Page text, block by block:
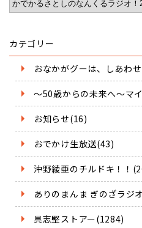
カテゴリー
おなかがグーは、しあわ
～50歳からの未来へ～マ
お知らせ(16)
おでかけ生放送(43)
沖野綾亜のチルドキ！！
ありのまんま ぎのざラジ
具志堅ストアー(1284)